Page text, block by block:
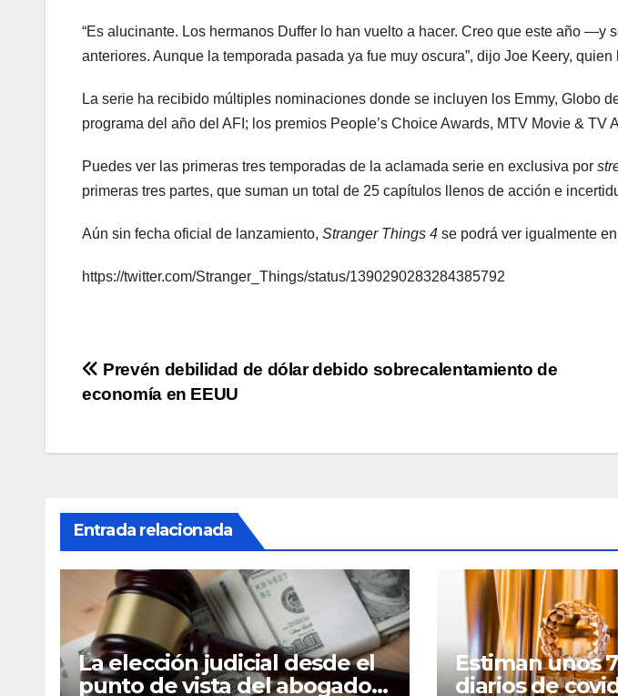
“Es alucinante. Los hermanos Duffer lo han vuelto a hacer. Creo que este año
anteriores. Aunque la temporada pasada ya fue muy oscura”, dijo Joe Keery,
La serie ha recibido múltiples nominaciones donde se incluyen los Emmy, Globo
programa del año del AFI; los premios People’s Choice Awards, MTV Movie & TV
Puedes ver las primeras tres temporadas de la aclamada serie en exclusiva por
primeras tres partes, que suman un total de 25 capítulos llenos de acción e
Aún sin fecha oficial de lanzamiento, Stranger Things 4 se podrá ver igualmente
https://twitter.com/Stranger_Things/status/1390290283284385792
Navegación
entradas
Prevén debilidad de dólar debido sobrecalentamiento de
economía en EEUU
Entrada relacionada
La elección judicial desde el
punto de vista del abogado
Estiman unos
diarios de